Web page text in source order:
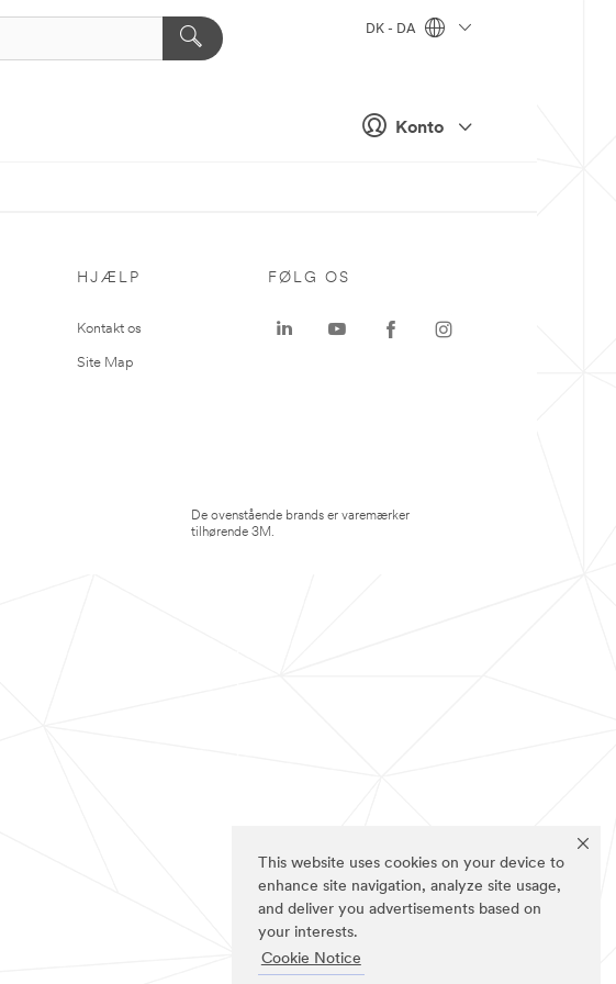
This website uses cookies on your device to
enhance site navigation, analyze site usage,
and deliver you advertisements based on
your interests.
Cookie Notice
Konto
DK - DA
HJÆLP
Kontakt os
Site Map
FØLG OS
De ovenstående brands er varemærker
tilhørende 3M.